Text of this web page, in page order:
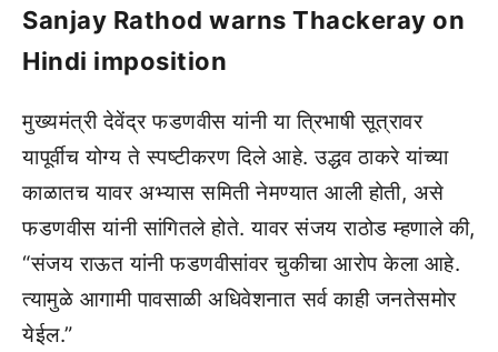
Sanjay Rathod warns Thackeray on
Hindi imposition
मुख्यमंत्री देवेंद्र फडणवीस यांनी या त्रिभाषी सूत्रावर
यापूर्वीच योग्य ते स्पष्टीकरण दिले आहे. उद्धव ठाकरे यांच्या
काळातच यावर अभ्यास समिती नेमण्यात आली होती, असे
फडणवीस यांनी सांगितले होते. यावर संजय राठोड म्हणाले की,
“संजय राऊत यांनी फडणवीसांवर चुकीचा आरोप केला आहे.
त्यामुळे आगामी पावसाळी अधिवेशनात सर्व काही जनतेसमोर
येईल.”